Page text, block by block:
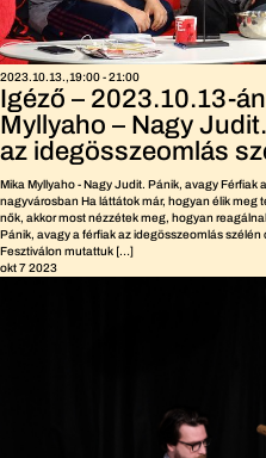
2023.10.13.,19:00-21:00
Igéző – 2023.10.13-
Myllyaho – Nagy
az idegösszeomlás
Mika Myllyaho - Nagy Judit. Pánik, avagy
nagyvárosban Ha láttátok már, hogyan élik meg
nők, akkor most nézzétek meg, hogyan
Pánik, avagy a férfiak az idegösszeomlás
Fesztiválon mutattuk […]
okt72023